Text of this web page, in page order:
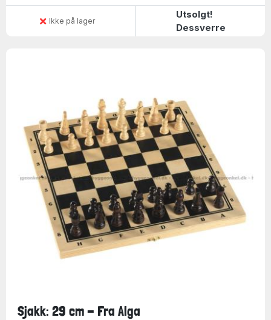
Ikke på lager
Utsolgt!
Dessverre
Sjakk: 29 cm - Fra Alga